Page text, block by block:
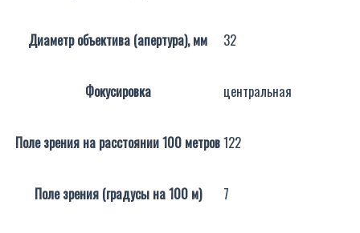
Диаметр объектива (апертура), мм 32
Фокусировка центральная
Поле зрения на расстоянии 100 метров122
Поле зрения (градусы на 100 м) 7